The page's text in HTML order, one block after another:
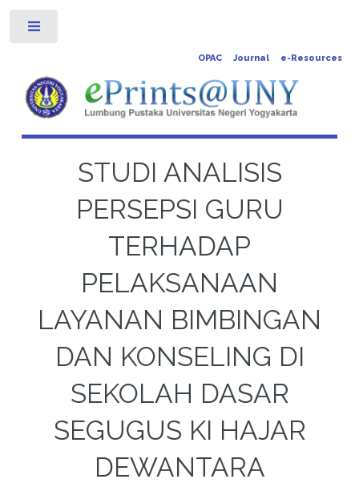
OPAC Journal e-Resources
STUDI ANALISIS
PERSEPSI GURU
TERHADAP
PELAKSANAAN
LAYANAN BIMBINGAN
DAN KONSELING DI
SEKOLAH DASAR
SEGUGUS KI HAJAR
DEWANTARA